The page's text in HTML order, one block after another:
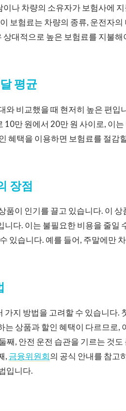
나 차량의 소유자가 보험사에
보험료는 차량의 종류, 운전자
대적으로 높은 보험료를 지불
평균
와 비교했을 때 현저히 높은 편입
만 원에서 20만 원 사이로, 이
혜택을 이용하면 보험료를 절감
장점
품이 인기를 끌고 있습니다. 이
다. 이는 불필요한 비용을 줄일
있습니다. 예를 들어, 주말에만
지 방법을 고려할 수 있습니다.
는 상품과 할인 혜택이 다르므로,
째, 안전 운전 습관을 기르는 것
, 금융위원회의 공식 안내를 참고
입니다.